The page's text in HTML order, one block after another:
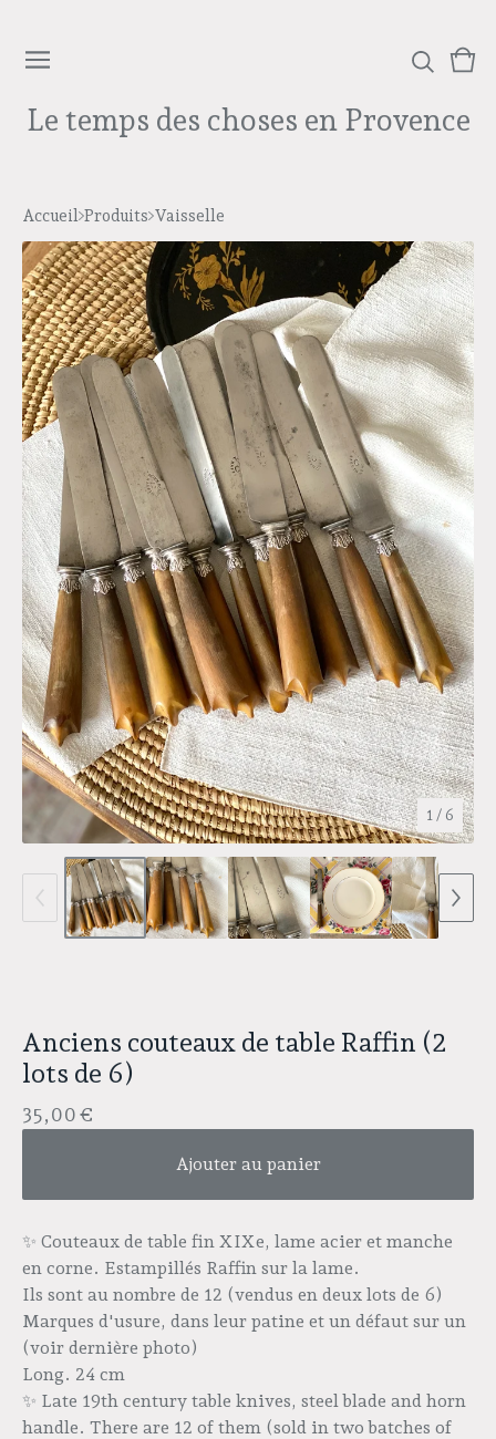
Le temps des choses en Provence
0
Accueil Produits Vaisselle
1 / 6
Anciens couteaux de table Raffin (2
lots de 6)
35,00€
Ajouter au panier
✨ Couteaux de table fin XIXe, lame acier et manche
en corne. Estampillés Raffin sur la lame.
Ils sont au nombre de 12 (vendus en deux lots de 6)
Marques d'usure, dans leur patine et un défaut sur un
(voir dernière photo)
Long. 24 cm
✨ Late 19th century table knives, steel blade and horn
handle. There are 12 of them (sold in two batches of